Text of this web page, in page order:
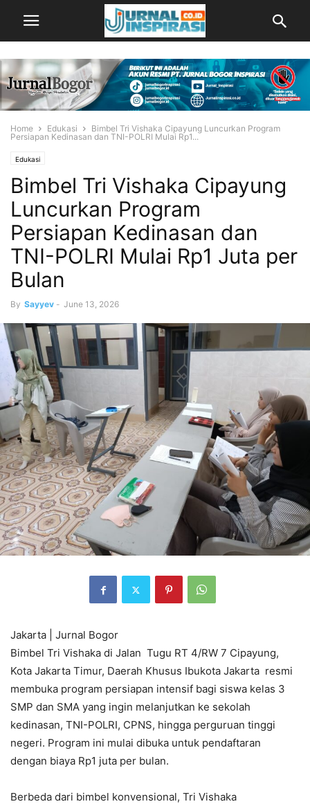
Home Edukasi
Bimbel Tri Vishaka Cipayung Luncurkan Program
Persiapan Kedinasan dan TNI-POLRI Mulai Rp1...
Edukasi
Bimbel Tri Vishaka Cipayung
Luncurkan Program
Persiapan Kedinasan dan
TNI-POLRI Mulai Rp1 Juta per
Bulan
By Sayyev - June 13, 2026
Jakarta | Jurnal Bogor
Bimbel Tri Vishaka di Jalan Tugu RT 4/RW 7 Cipayung,
Kota Jakarta Timur, Daerah Khusus Ibukota Jakarta resmi
membuka program persiapan intensif bagi siswa kelas 3
SMP dan SMA yang ingin melanjutkan ke sekolah
kedinasan, TNI-POLRI, CPNS, hingga perguruan tinggi
negeri. Program ini mulai dibuka untuk pendaftaran
dengan biaya Rp1 juta per bulan.
Berbeda dari bimbel konvensional, Tri Vishaka